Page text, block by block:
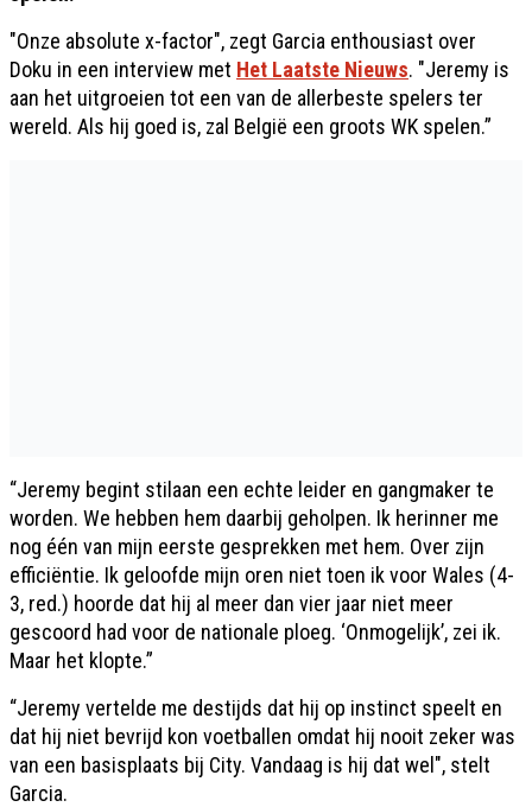
"Onze absolute x-factor", zegt Garcia enthousiast over
Doku in een interview met Het Laatste Nieuws. "Jeremy is
aan het uitgroeien tot een van de allerbeste spelers ter
wereld. Als hij goed is, zal België een groots WK spelen.”
“Jeremy begint stilaan een echte leider en gangmaker te
worden. We hebben hem daarbij geholpen. Ik herinner me
nog één van mijn eerste gesprekken met hem. Over zijn
efficiëntie. Ik geloofde mijn oren niet toen ik voor Wales (4-
3, red.) hoorde dat hij al meer dan vier jaar niet meer
gescoord had voor de nationale ploeg. ‘Onmogelijk’, zei ik.
Maar het klopte.”
“Jeremy vertelde me destijds dat hij op instinct speelt en
dat hij niet bevrijd kon voetballen omdat hij nooit zeker was
van een basisplaats bij City. Vandaag is hij dat wel", stelt
Garcia.